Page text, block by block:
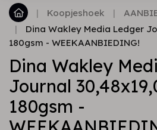
| Koopjeshoek |
|
Dina Wakley Media Ledger
180gsm - WEEKAANBIEDING!
Dina Wakley
Journal
180gsm -